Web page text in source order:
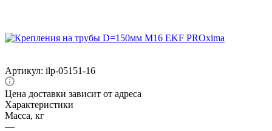
Артикул: ilp-05151-16
Цена доставки зависит от адреса
Характеристики
Масса, кг
—